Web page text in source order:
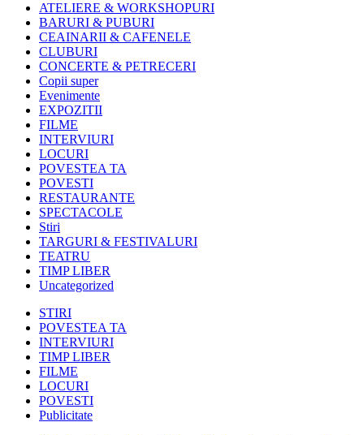
ATELIERE & WORKSHOPURI
BARURI & PUBURI
CEAINARII & CAFENELE
CLUBURI
CONCERTE & PETRECERI
Copii super
Evenimente
EXPOZITII
FILME
INTERVIURI
LOCURI
POVESTEA TA
POVESTI
RESTAURANTE
SPECTACOLE
Stiri
TARGURI & FESTIVALURI
TEATRU
TIMP LIBER
Uncategorized
STIRI
POVESTEA TA
INTERVIURI
TIMP LIBER
FILME
LOCURI
POVESTI
Publicitate